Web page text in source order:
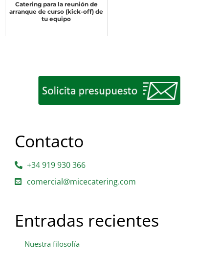
Catering para la reunión de
arranque de curso (kick-off) de
tu equipo
Contacto
+34 919 930 366
comercial@micecatering.com
Entradas recientes
Nuestra filosofía